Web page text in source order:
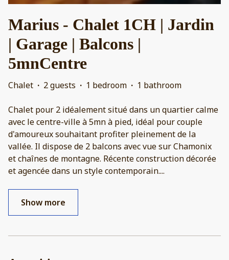
Marius - Chalet 1CH | Jardin
| Garage | Balcons |
5mnCentre
Chalet · 2 guests · 1 bedroom · 1 bathroom
Chalet pour 2 idéalement situé dans un quartier calme
avec le centre-ville à 5mn à pied, idéal pour couple
d'amoureux souhaitant profiter pleinement de la
vallée. Il dispose de 2 balcons avec vue sur Chamonix
et chaînes de montagne. Récente construction décorée
et agencée dans un style contemporain....
Show more